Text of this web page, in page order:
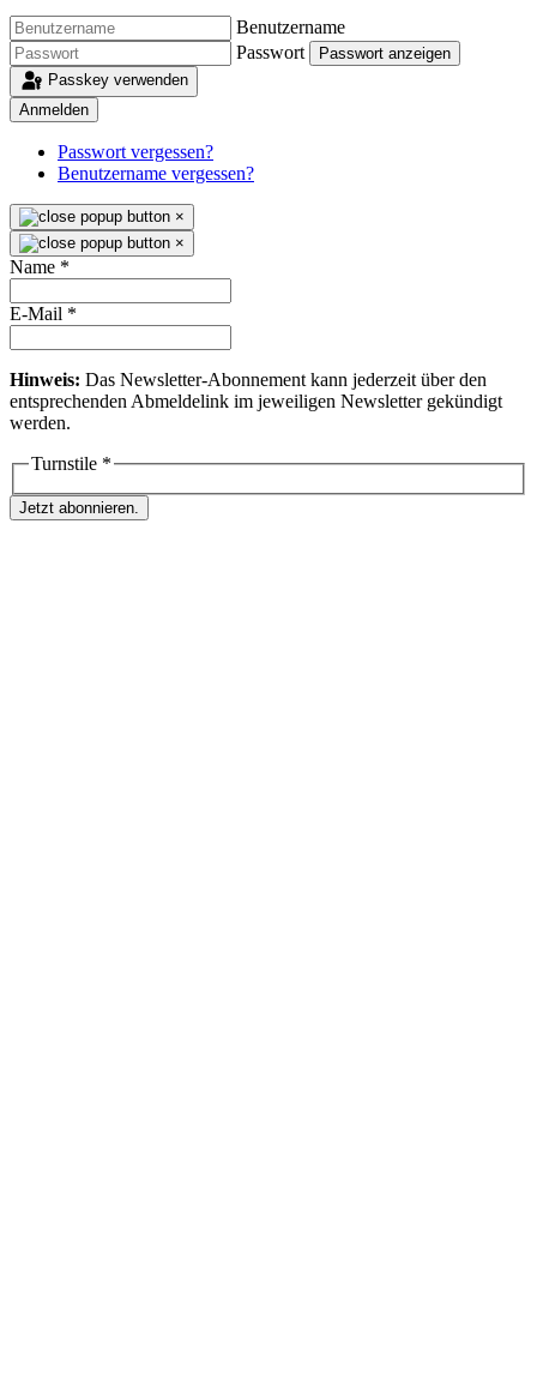
Benutzername
Passwort
Passwort anzeigen
Passkey verwenden
Anmelden
Passwort vergessen?
Benutzername vergessen?
×
×
Name *
E-Mail *
Hinweis: Das Newsletter-Abonnement kann jederzeit über den
entsprechenden Abmeldelink im jeweiligen Newsletter gekündigt
werden.
Turnstile *
Jetzt abonnieren.